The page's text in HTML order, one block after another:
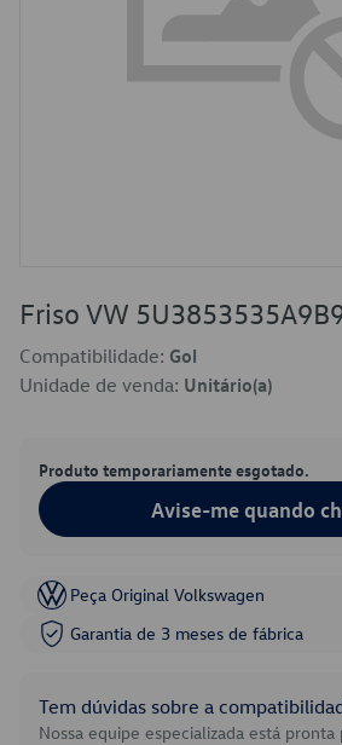
Friso VW
Compatibilidade: Gol
Unidade de venda: Unitário(a)
Produto temporariamente esgotado.
Avise-me quando
Peça Original Volkswagen
Garantia de 3 meses de fábrica
Tem dúvidas sobre a
Nossa equipe especializada está pronta